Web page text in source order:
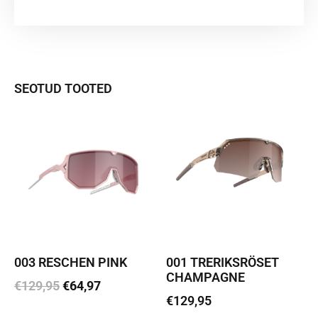
SEOTUD TOOTED
003 RESCHEN PINK
€129,95€64,97
001 TRERIKSRÖSET
CHAMPAGNE
€129,95